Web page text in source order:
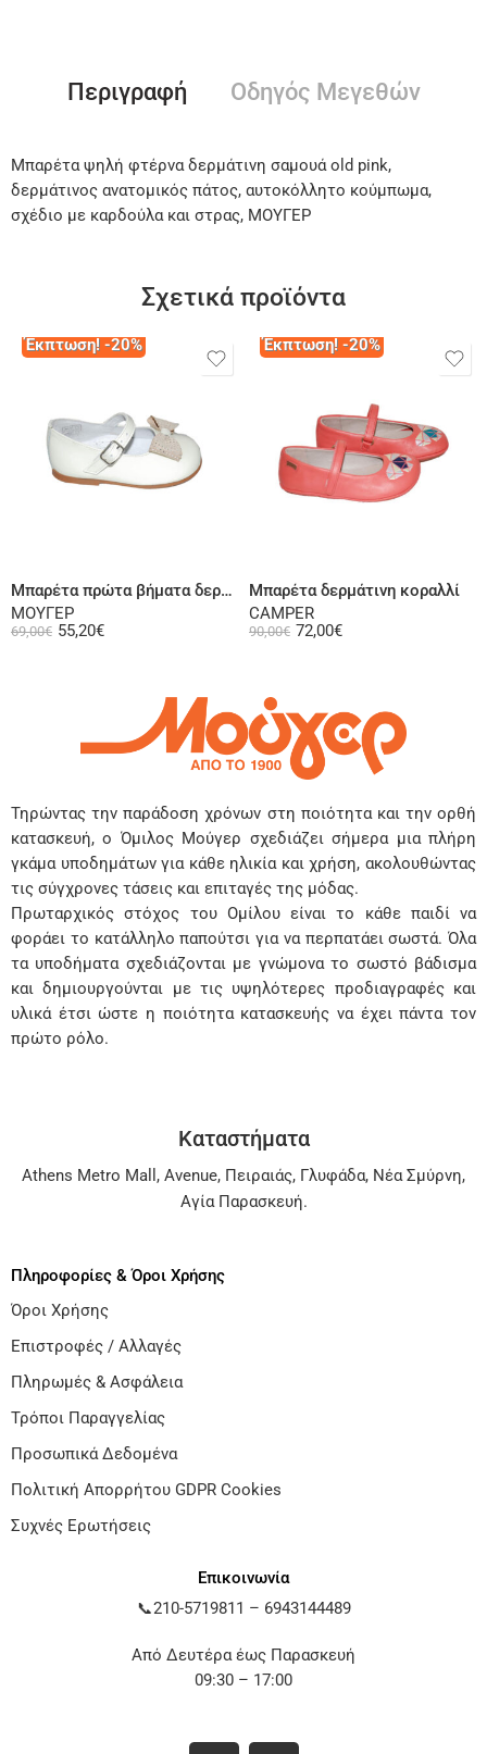
Περιγραφή Οδηγός Μεγεθών
Μπαρέτα ψηλή φτέρνα δερμάτινη σαμουά old pink,
δερμάτινος ανατομικός πάτος, αυτοκόλλητο κούμπωμα,
σχέδιο με καρδούλα και στρας, ΜΟΥΓΕΡ
Σχετικά προϊόντα
Έκπτωση! -20%
Μπαρέτα πρώτα βήματα δερμάτινη λουστρίνι ζαχαρί
ΜΟΥΓΕΡ
69,00€ 55,20€
Έκπτωση! -20%
Μπαρέτα δερμάτινη κοραλλί
CAMPER
90,00€ 72,00€
Τηρώντας την παράδοση χρόνων στη ποιότητα και την ορθή
κατασκευή, ο Όμιλος Μούγερ σχεδιάζει σήμερα μια πλήρη
γκάμα υποδημάτων για κάθε ηλικία και χρήση, ακολουθώντας
τις σύγχρονες τάσεις και επιταγές της μόδας.
Πρωταρχικός στόχος του Ομίλου είναι το κάθε παιδί να
φοράει το κατάλληλο παπούτσι για να περπατάει σωστά. Όλα
τα υποδήματα σχεδιάζονται με γνώμονα το σωστό βάδισμα
και δημιουργούνται με τις υψηλότερες προδιαγραφές και
υλικά έτσι ώστε η ποιότητα κατασκευής να έχει πάντα τον
πρώτο ρόλο.
Καταστήματα
Athens Metro Mall , Avenue, Πειραιάς, Γλυφάδα, Νέα Σμύρνη,
Αγία Παρασκευή.
Πληροφορίες & Όροι Χρήσης
Όροι Χρήσης
Επιστροφές / Αλλαγές
Πληρωμές & Ασφάλεια
Τρόποι Παραγγελίας
Προσωπικά Δεδομένα
Πολιτική Απορρήτου GDPR Cookies
Συχνές Ερωτήσεις
Επικοινωνία
📞210-5719811 – 6943144489
Από Δευτέρα έως Παρασκευή
09:30 – 17:00